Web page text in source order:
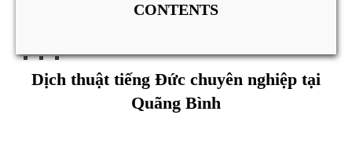
CONTENTS
Dịch thuật tiếng Đức chuyên nghiệp tại
Quãng Bình